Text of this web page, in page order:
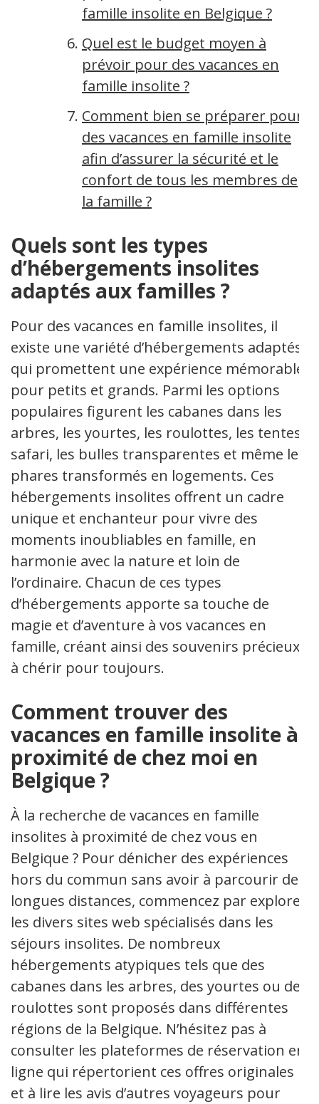
famille insolite en Belgique ?
Quel est le budget moyen à
prévoir pour des vacances en
famille insolite ?
Comment bien se préparer pour
des vacances en famille insolite
afin d’assurer la sécurité et le
confort de tous les membres de
la famille ?
Quels sont les types
d’hébergements insolites
adaptés aux familles ?
Pour des vacances en famille insolites, il
existe une variété d’hébergements adaptés
qui promettent une expérience mémorable
pour petits et grands. Parmi les options
populaires figurent les cabanes dans les
arbres, les yourtes, les roulottes, les tentes
safari, les bulles transparentes et même les
phares transformés en logements. Ces
hébergements insolites offrent un cadre
unique et enchanteur pour vivre des
moments inoubliables en famille, en
harmonie avec la nature et loin de
l’ordinaire. Chacun de ces types
d’hébergements apporte sa touche de
magie et d’aventure à vos vacances en
famille, créant ainsi des souvenirs précieux
à chérir pour toujours.
Comment trouver des
vacances en famille insolite à
proximité de chez moi en
Belgique ?
À la recherche de vacances en famille
insolites à proximité de chez vous en
Belgique ? Pour dénicher des expériences
hors du commun sans avoir à parcourir de
longues distances, commencez par explorer
les divers sites web spécialisés dans les
séjours insolites. De nombreux
hébergements atypiques tels que des
cabanes dans les arbres, des yourtes ou des
roulottes sont proposés dans différentes
régions de la Belgique. N’hésitez pas à
consulter les plateformes de réservation en
ligne qui répertorient ces offres originales
et à lire les avis d’autres voyageurs pour